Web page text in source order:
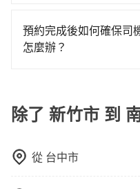
還，又或者要還車時卻
車或者要載其他乘客的
驗。所以，如果您正在
tripool旅步絕對是您值
同時，旅步也會詳細記
客戶的評價，這些資訊
預約完成後如何確保司
怎麼辦？
訊提供司機的姓名、電
定好的時間與上車地點
位置。但如果遇到車輛
除了 新竹市 到
從 台中市